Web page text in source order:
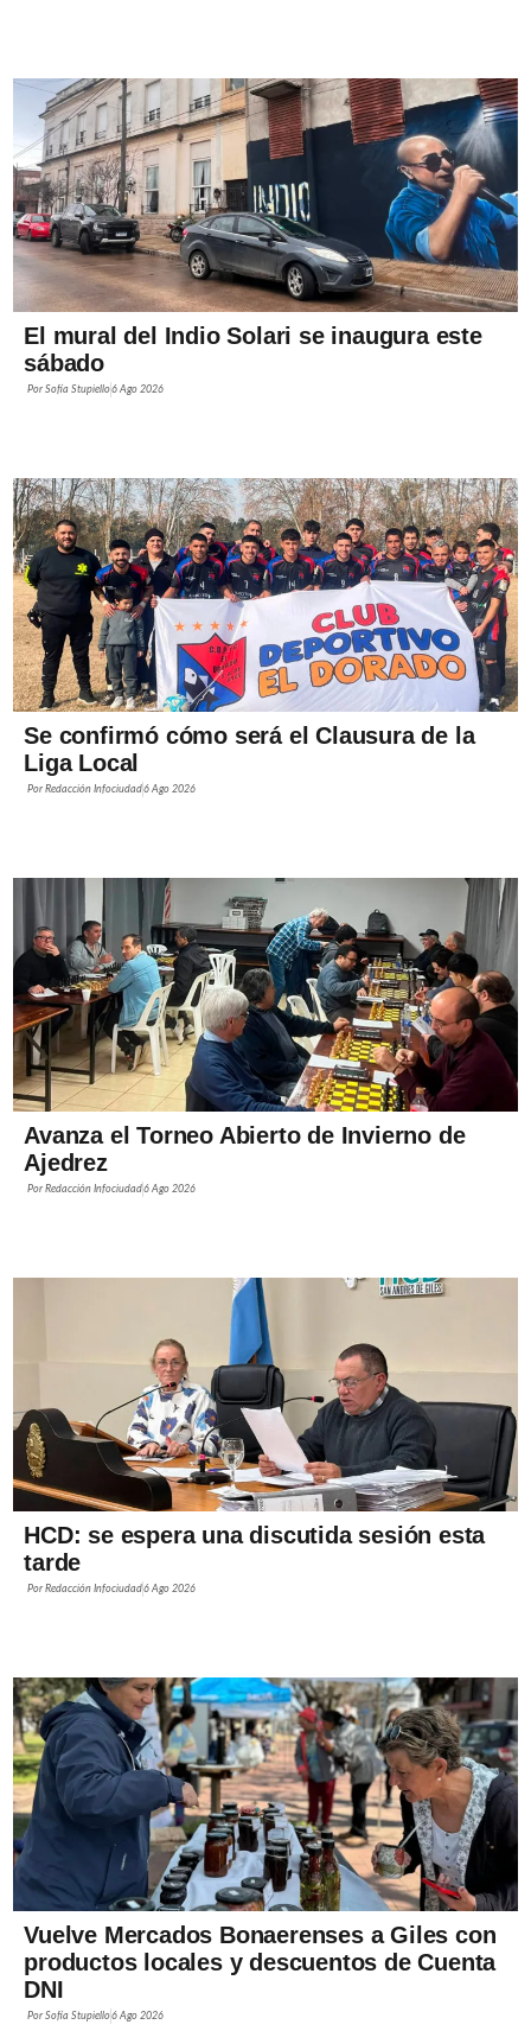
El mural del Indio Solari se inaugura este
sábado
PorSofía Stupiello6 Ago 2026
Se confirmó cómo será el Clausura de la
Liga Local
PorRedacción Infociudad6 Ago 2026
Avanza el Torneo Abierto de Invierno de
Ajedrez
PorRedacción Infociudad6 Ago 2026
HCD: se espera una discutida sesión esta
tarde
PorRedacción Infociudad6 Ago 2026
Vuelve Mercados Bonaerenses a Giles con
productos locales y descuentos de Cuenta
DNI
PorSofía Stupiello6 Ago 2026